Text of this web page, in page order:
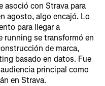
asoció con Strava para
agosto, algo encajó. Lo
para llegar a
running se transformó en
de marca,
basado en datos. Fue
principal como
en Strava.